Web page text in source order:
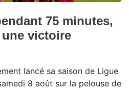
75 minutes,
victoire
lancé sa saison de Ligue
8 août sur la pelouse de